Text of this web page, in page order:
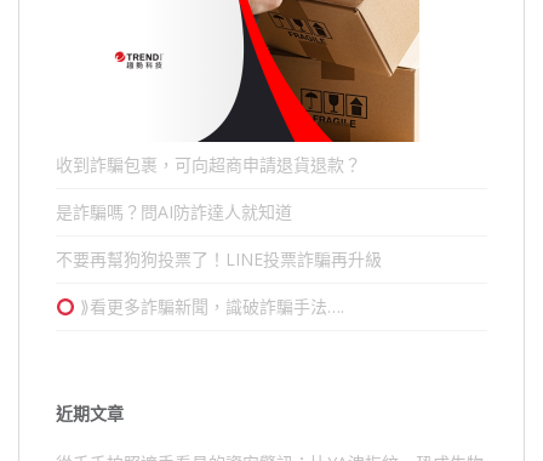
收到詐騙包裹，可向超商申請退貨退款？
是詐騙嗎？問AI防詐達人就知道
不要再幫狗狗投票了！LINE投票詐騙再升級
⟫看更多詐騙新聞，識破詐騙手法….
近期文章